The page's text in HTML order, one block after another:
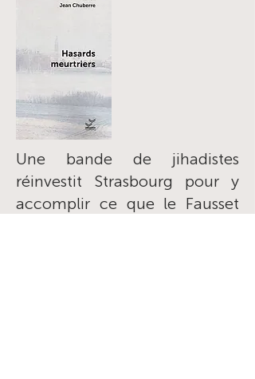
Une bande de jihadistes
réinvestit Strasbourg pour y
accomplir ce que le Fausset